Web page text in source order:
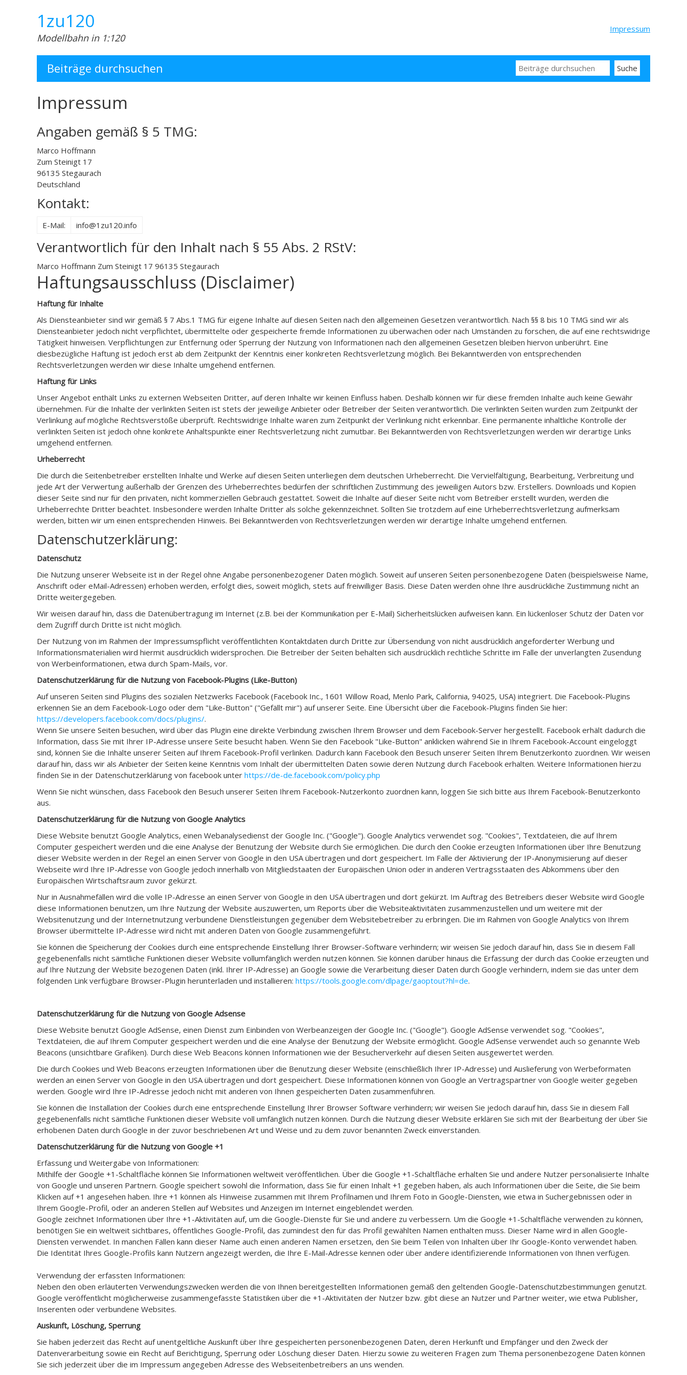
1zu120
Modellbahn in 1:120
Impressum
Beiträge durchsuchen
Search
for:
Impressum
Angaben gemäß § 5 TMG:
Marco Hoffmann
Zum Steinigt 17
96135 Stegaurach
Deutschland
Kontakt:
E-Mail: info@1zu120.info
Verantwortlich für den Inhalt nach § 55 Abs. 2 RStV:
Marco Hoffmann Zum Steinigt 17 96135 Stegaurach
Haftungsausschluss (Disclaimer)
Haftung für Inhalte
Als Diensteanbieter sind wir gemäß § 7 Abs.1 TMG für eigene Inhalte auf diesen Seiten nach den allgemeinen Gesetzen verantwortlich. Nach §§ 8 bis 10 TMG sind wir als
Diensteanbieter jedoch nicht verpflichtet, übermittelte oder gespeicherte fremde Informationen zu überwachen oder nach Umständen zu forschen, die auf eine rechtswidrige
Tätigkeit hinweisen. Verpflichtungen zur Entfernung oder Sperrung der Nutzung von Informationen nach den allgemeinen Gesetzen bleiben hiervon unberührt. Eine
diesbezügliche Haftung ist jedoch erst ab dem Zeitpunkt der Kenntnis einer konkreten Rechtsverletzung möglich. Bei Bekanntwerden von entsprechenden
Rechtsverletzungen werden wir diese Inhalte umgehend entfernen.
Haftung für Links
Unser Angebot enthält Links zu externen Webseiten Dritter, auf deren Inhalte wir keinen Einfluss haben. Deshalb können wir für diese fremden Inhalte auch keine Gewähr
übernehmen. Für die Inhalte der verlinkten Seiten ist stets der jeweilige Anbieter oder Betreiber der Seiten verantwortlich. Die verlinkten Seiten wurden zum Zeitpunkt der
Verlinkung auf mögliche Rechtsverstöße überprüft. Rechtswidrige Inhalte waren zum Zeitpunkt der Verlinkung nicht erkennbar. Eine permanente inhaltliche Kontrolle der
verlinkten Seiten ist jedoch ohne konkrete Anhaltspunkte einer Rechtsverletzung nicht zumutbar. Bei Bekanntwerden von Rechtsverletzungen werden wir derartige Links
umgehend entfernen.
Urheberrecht
Die durch die Seitenbetreiber erstellten Inhalte und Werke auf diesen Seiten unterliegen dem deutschen Urheberrecht. Die Vervielfältigung, Bearbeitung, Verbreitung und
jede Art der Verwertung außerhalb der Grenzen des Urheberrechtes bedürfen der schriftlichen Zustimmung des jeweiligen Autors bzw. Erstellers. Downloads und Kopien
dieser Seite sind nur für den privaten, nicht kommerziellen Gebrauch gestattet. Soweit die Inhalte auf dieser Seite nicht vom Betreiber erstellt wurden, werden die
Urheberrechte Dritter beachtet. Insbesondere werden Inhalte Dritter als solche gekennzeichnet. Sollten Sie trotzdem auf eine Urheberrechtsverletzung aufmerksam
werden, bitten wir um einen entsprechenden Hinweis. Bei Bekanntwerden von Rechtsverletzungen werden wir derartige Inhalte umgehend entfernen.
Datenschutzerklärung:
Datenschutz
Die Nutzung unserer Webseite ist in der Regel ohne Angabe personenbezogener Daten möglich. Soweit auf unseren Seiten personenbezogene Daten (beispielsweise Name,
Anschrift oder eMail-Adressen) erhoben werden, erfolgt dies, soweit möglich, stets auf freiwilliger Basis. Diese Daten werden ohne Ihre ausdrückliche Zustimmung nicht an
Dritte weitergegeben.
Wir weisen darauf hin, dass die Datenübertragung im Internet (z.B. bei der Kommunikation per E-Mail) Sicherheitslücken aufweisen kann. Ein lückenloser Schutz der Daten vor
dem Zugriff durch Dritte ist nicht möglich.
Der Nutzung von im Rahmen der Impressumspflicht veröffentlichten Kontaktdaten durch Dritte zur Übersendung von nicht ausdrücklich angeforderter Werbung und
Informationsmaterialien wird hiermit ausdrücklich widersprochen. Die Betreiber der Seiten behalten sich ausdrücklich rechtliche Schritte im Falle der unverlangten Zusendung
von Werbeinformationen, etwa durch Spam-Mails, vor.
Datenschutzerklärung für die Nutzung von Facebook-Plugins (Like-Button)
Auf unseren Seiten sind Plugins des sozialen Netzwerks Facebook (Facebook Inc., 1601 Willow Road, Menlo Park, California, 94025, USA) integriert. Die Facebook-Plugins
erkennen Sie an dem Facebook-Logo oder dem "Like-Button" ("Gefällt mir") auf unserer Seite. Eine Übersicht über die Facebook-Plugins finden Sie hier:
https://developers.facebook.com/docs/plugins/.
Wenn Sie unsere Seiten besuchen, wird über das Plugin eine direkte Verbindung zwischen Ihrem Browser und dem Facebook-Server hergestellt. Facebook erhält dadurch die
Information, dass Sie mit Ihrer IP-Adresse unsere Seite besucht haben. Wenn Sie den Facebook "Like-Button" anklicken während Sie in Ihrem Facebook-Account eingeloggt
sind, können Sie die Inhalte unserer Seiten auf Ihrem Facebook-Profil verlinken. Dadurch kann Facebook den Besuch unserer Seiten Ihrem Benutzerkonto zuordnen. Wir weisen
darauf hin, dass wir als Anbieter der Seiten keine Kenntnis vom Inhalt der übermittelten Daten sowie deren Nutzung durch Facebook erhalten. Weitere Informationen hierzu
finden Sie in der Datenschutzerklärung von facebook unter https://de-de.facebook.com/policy.php
Wenn Sie nicht wünschen, dass Facebook den Besuch unserer Seiten Ihrem Facebook-Nutzerkonto zuordnen kann, loggen Sie sich bitte aus Ihrem Facebook-Benutzerkonto
aus.
Datenschutzerklärung für die Nutzung von Google Analytics
Diese Website benutzt Google Analytics, einen Webanalysedienst der Google Inc. ("Google"). Google Analytics verwendet sog. "Cookies", Textdateien, die auf Ihrem
Computer gespeichert werden und die eine Analyse der Benutzung der Website durch Sie ermöglichen. Die durch den Cookie erzeugten Informationen über Ihre Benutzung
dieser Website werden in der Regel an einen Server von Google in den USA übertragen und dort gespeichert. Im Falle der Aktivierung der IP-Anonymisierung auf dieser
Webseite wird Ihre IP-Adresse von Google jedoch innerhalb von Mitgliedstaaten der Europäischen Union oder in anderen Vertragsstaaten des Abkommens über den
Europäischen Wirtschaftsraum zuvor gekürzt.
Nur in Ausnahmefällen wird die volle IP-Adresse an einen Server von Google in den USA übertragen und dort gekürzt. Im Auftrag des Betreibers dieser Website wird Google
diese Informationen benutzen, um Ihre Nutzung der Website auszuwerten, um Reports über die Websiteaktivitäten zusammenzustellen und um weitere mit der
Websitenutzung und der Internetnutzung verbundene Dienstleistungen gegenüber dem Websitebetreiber zu erbringen. Die im Rahmen von Google Analytics von Ihrem
Browser übermittelte IP-Adresse wird nicht mit anderen Daten von Google zusammengeführt.
Sie können die Speicherung der Cookies durch eine entsprechende Einstellung Ihrer Browser-Software verhindern; wir weisen Sie jedoch darauf hin, dass Sie in diesem Fall
gegebenenfalls nicht sämtliche Funktionen dieser Website vollumfänglich werden nutzen können. Sie können darüber hinaus die Erfassung der durch das Cookie erzeugten und
auf Ihre Nutzung der Website bezogenen Daten (inkl. Ihrer IP-Adresse) an Google sowie die Verarbeitung dieser Daten durch Google verhindern, indem sie das unter dem
folgenden Link verfügbare Browser-Plugin herunterladen und installieren: https://tools.google.com/dlpage/gaoptout?hl=de.
Datenschutzerklärung für die Nutzung von Google Adsense
Diese Website benutzt Google AdSense, einen Dienst zum Einbinden von Werbeanzeigen der Google Inc. ("Google"). Google AdSense verwendet sog. "Cookies",
Textdateien, die auf Ihrem Computer gespeichert werden und die eine Analyse der Benutzung der Website ermöglicht. Google AdSense verwendet auch so genannte Web
Beacons (unsichtbare Grafiken). Durch diese Web Beacons können Informationen wie der Besucherverkehr auf diesen Seiten ausgewertet werden.
Die durch Cookies und Web Beacons erzeugten Informationen über die Benutzung dieser Website (einschließlich Ihrer IP-Adresse) und Auslieferung von Werbeformaten
werden an einen Server von Google in den USA übertragen und dort gespeichert. Diese Informationen können von Google an Vertragspartner von Google weiter gegeben
werden. Google wird Ihre IP-Adresse jedoch nicht mit anderen von Ihnen gespeicherten Daten zusammenführen.
Sie können die Installation der Cookies durch eine entsprechende Einstellung Ihrer Browser Software verhindern; wir weisen Sie jedoch darauf hin, dass Sie in diesem Fall
gegebenenfalls nicht sämtliche Funktionen dieser Website voll umfänglich nutzen können. Durch die Nutzung dieser Website erklären Sie sich mit der Bearbeitung der über Sie
erhobenen Daten durch Google in der zuvor beschriebenen Art und Weise und zu dem zuvor benannten Zweck einverstanden.
Datenschutzerklärung für die Nutzung von Google +1
Erfassung und Weitergabe von Informationen:
Mithilfe der Google +1-Schaltfläche können Sie Informationen weltweit veröffentlichen. Über die Google +1-Schaltfläche erhalten Sie und andere Nutzer personalisierte Inhalte
von Google und unseren Partnern. Google speichert sowohl die Information, dass Sie für einen Inhalt +1 gegeben haben, als auch Informationen über die Seite, die Sie beim
Klicken auf +1 angesehen haben. Ihre +1 können als Hinweise zusammen mit Ihrem Profilnamen und Ihrem Foto in Google-Diensten, wie etwa in Suchergebnissen oder in
Ihrem Google-Profil, oder an anderen Stellen auf Websites und Anzeigen im Internet eingeblendet werden.
Google zeichnet Informationen über Ihre +1-Aktivitäten auf, um die Google-Dienste für Sie und andere zu verbessern. Um die Google +1-Schaltfläche verwenden zu können,
benötigen Sie ein weltweit sichtbares, öffentliches Google-Profil, das zumindest den für das Profil gewählten Namen enthalten muss. Dieser Name wird in allen Google-
Diensten verwendet. In manchen Fällen kann dieser Name auch einen anderen Namen ersetzen, den Sie beim Teilen von Inhalten über Ihr Google-Konto verwendet haben.
Die Identität Ihres Google-Profils kann Nutzern angezeigt werden, die Ihre E-Mail-Adresse kennen oder über andere identifizierende Informationen von Ihnen verfügen.
Verwendung der erfassten Informationen:
Neben den oben erläuterten Verwendungszwecken werden die von Ihnen bereitgestellten Informationen gemäß den geltenden Google-Datenschutzbestimmungen genutzt.
Google veröffentlicht möglicherweise zusammengefasste Statistiken über die +1-Aktivitäten der Nutzer bzw. gibt diese an Nutzer und Partner weiter, wie etwa Publisher,
Inserenten oder verbundene Websites.
Auskunft, Löschung, Sperrung
Sie haben jederzeit das Recht auf unentgeltliche Auskunft über Ihre gespeicherten personenbezogenen Daten, deren Herkunft und Empfänger und den Zweck der
Datenverarbeitung sowie ein Recht auf Berichtigung, Sperrung oder Löschung dieser Daten. Hierzu sowie zu weiteren Fragen zum Thema personenbezogene Daten können
Sie sich jederzeit über die im Impressum angegeben Adresse des Webseitenbetreibers an uns wenden.